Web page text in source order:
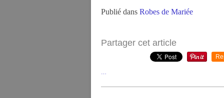
Publié dans Robes de Mariée
Partager cet article